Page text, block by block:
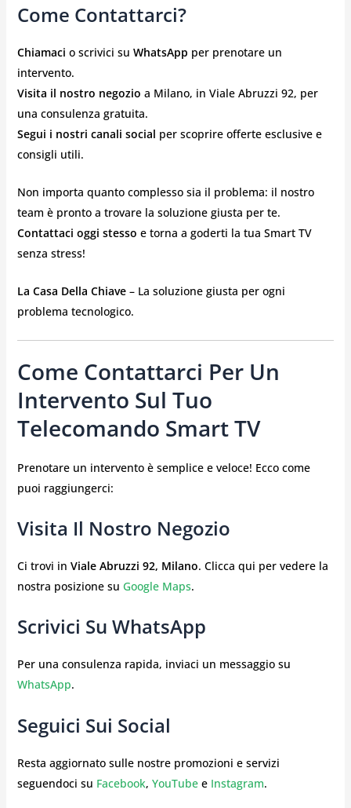
Come Contattarci?
Chiamaci o scrivici su WhatsApp per prenotare un
intervento.
Visita il nostro negozio a Milano, in Viale Abruzzi 92, per
una consulenza gratuita.
Segui i nostri canali social per scoprire offerte esclusive e
consigli utili.
Non importa quanto complesso sia il problema: il nostro
team è pronto a trovare la soluzione giusta per te.
Contattaci oggi stesso e torna a goderti la tua Smart TV
senza stress!
La Casa Della Chiave– La soluzione giusta per ogni
problema tecnologico. ️
Come Contattarci Per Un
Intervento Sul Tuo
Telecomando Smart TV
Prenotare un intervento è semplice e veloce! Ecco come
puoi raggiungerci:
Visita Il Nostro Negozio
Ci trovi in Viale Abruzzi 92, Milano. Clicca qui per vedere la
nostra posizione su Google Maps.
Scrivici Su WhatsApp
Per una consulenza rapida, inviaci un messaggio su
WhatsApp.
Seguici Sui Social
Resta aggiornato sulle nostre promozioni e servizi
seguendoci su Facebook, YouTubee Instagram.